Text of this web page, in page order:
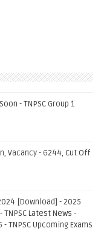
- TNPSC Group 1
Vacancy - 6244, Cut Off
[Download] - 2025
Latest News -
TNPSC Upcoming Exams